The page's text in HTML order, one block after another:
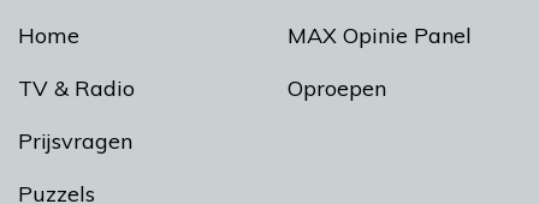
Home
TV & Radio
Prijsvragen
Puzzels
MAX Opinie Panel
Oproepen